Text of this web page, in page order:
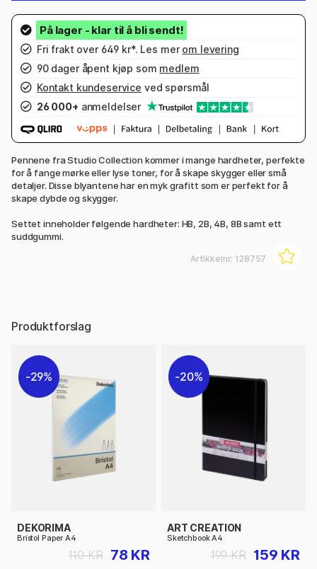
Fri frakt over 649 kr*. Les mer om levering
90 dager åpent kjøp som medlem
Kontakt kundeservice ved spørsmål
26 000+ anmeldelser
Pennene fra Studio Collection kommer i mange hardheter, perfekte
for å fange mørke eller lyse toner, for å skape skygger eller små
detaljer. Disse blyantene har en myk grafitt som er perfekt for å
skape dybde og skygger.
Settet inneholder følgende hardheter: HB, 2B, 4B, 8B samt ett
suddgummi.
Artikkelnr: 128757
Produktforslag
29%
DEKORIMA
Bristol Paper A4
78 KR
110 KR
20%
ART CREATION
Sketchbook A4
159 KR
199 KR